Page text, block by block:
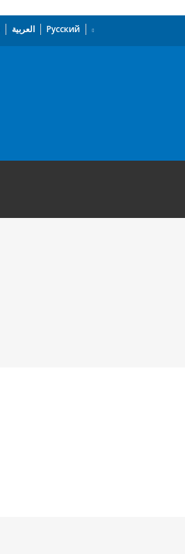
العربية Русский